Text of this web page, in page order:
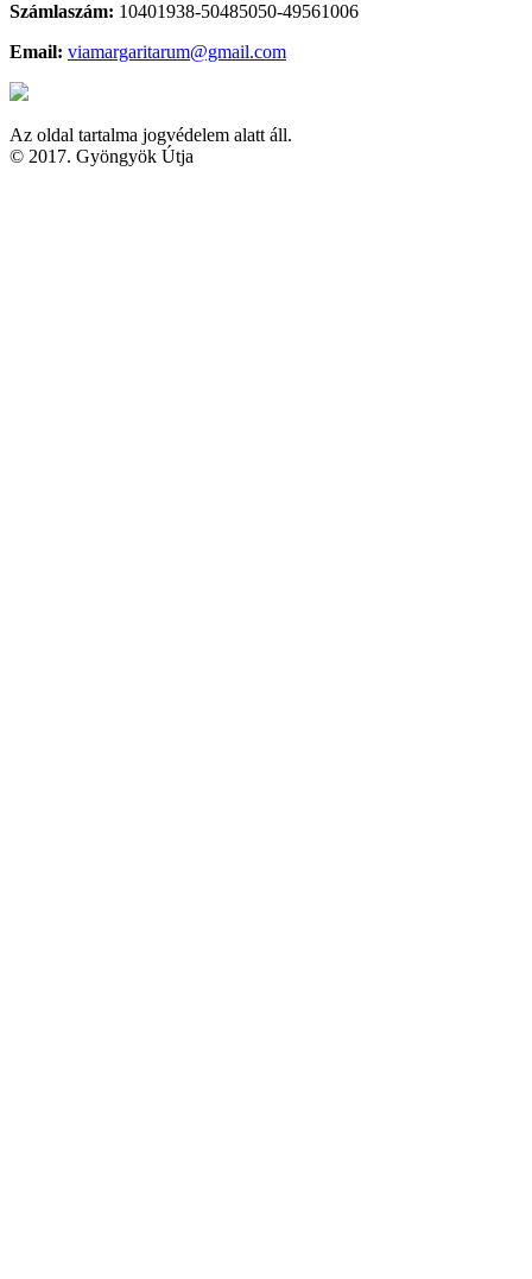
Számlaszám: 10401938-50485050-49561006
Email: viamargaritarum@gmail.com
Az oldal tartalma jogvédelem alatt áll.
© 2017. Gyöngyök Útja